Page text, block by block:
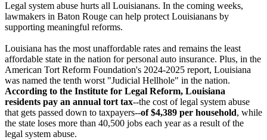
Legal system abuse hurts all Louisianans. In the coming weeks,
lawmakers in Baton Rouge can help protect Louisianans by
supporting meaningful reforms.
Louisiana has the most unaffordable rates and remains the least
affordable state in the nation for personal auto insurance. Plus, in the
American Tort Reform Foundation's 2024-2025 report, Louisiana
was named the tenth worst "Judicial Hellhole" in the nation.
According to the Institute for Legal Reform, Louisiana
residents pay an annual tort tax--the cost of legal system abuse
that gets passed down to taxpayers--of $4,389 per household, while
the state loses more than 40,500 jobs each year as a result of the
legal system abuse.